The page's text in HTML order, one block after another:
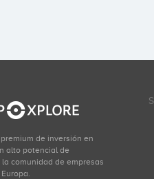
de inversión en
alto potencial de
comunidad de empresas